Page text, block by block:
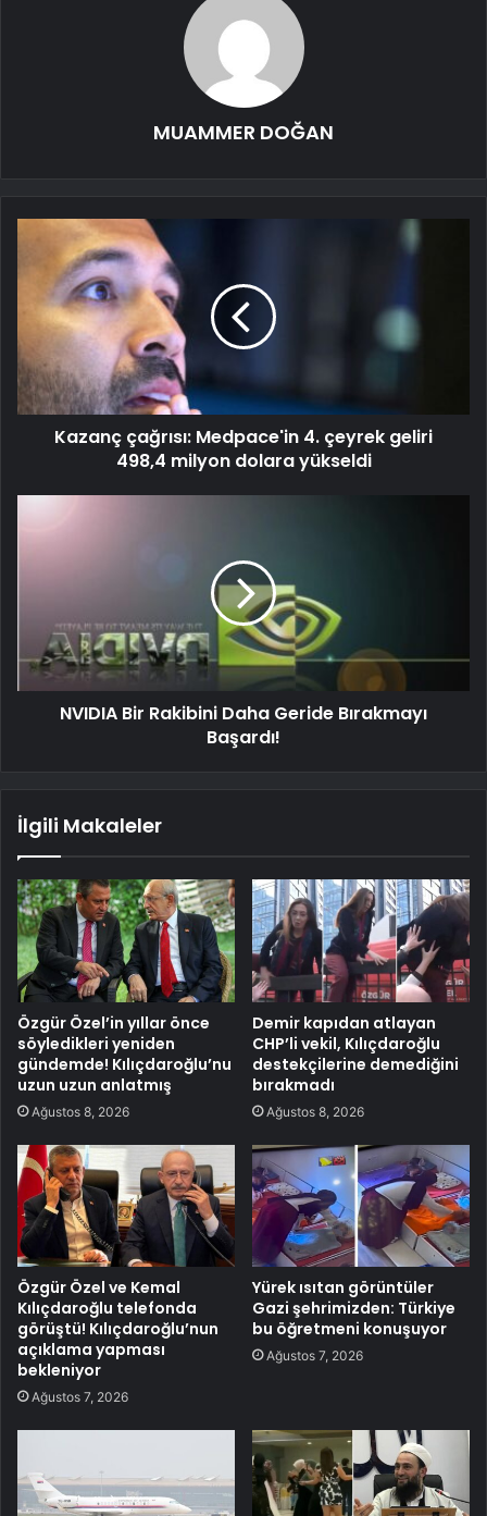
MUAMMER DOĞAN
Kazanç çağrısı: Medpace'in 4. çeyrek geliri
498,4 milyon dolara yükseldi
NVIDIA Bir Rakibini Daha Geride Bırakmayı
Başardı!
İlgili Makaleler
Özgür Özel’in yıllar önce
söyledikleri yeniden
gündemde! Kılıçdaroğlu’nu
uzun uzun anlatmış
Ağustos 8, 2026
Demir kapıdan atlayan
CHP’li vekil, Kılıçdaroğlu
destekçilerine demediğini
bırakmadı
Ağustos 8, 2026
Özgür Özel ve Kemal
Kılıçdaroğlu telefonda
görüştü! Kılıçdaroğlu’nun
açıklama yapması
bekleniyor
Ağustos 7, 2026
Yürek ısıtan görüntüler
Gazi şehrimizden: Türkiye
bu öğretmeni konuşuyor
Ağustos 7, 2026